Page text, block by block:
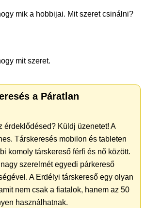
mik a hobbijai. Mit szeret csinálni?
mit szeret.
a Páratlan
érdeklődésed? Küldj üzenetet! A
Társkeresés mobilon és tableten
komoly társkereső férfi és nő között.
szerelmét egyedi párkereső
A Erdélyi társkereső egy olyan
nem csak a fiatalok, hanem az 50
használhatnak.